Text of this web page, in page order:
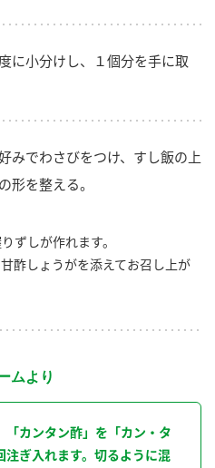
に小分けし、１個分を手に取
みでわさびをつけ、すし飯の上
形を整える。
ずしが作れます。
酢しょうがを添えてお召し上が
ムより
カンタン酢」を「カン・タ
注ぎ入れます。切るように混